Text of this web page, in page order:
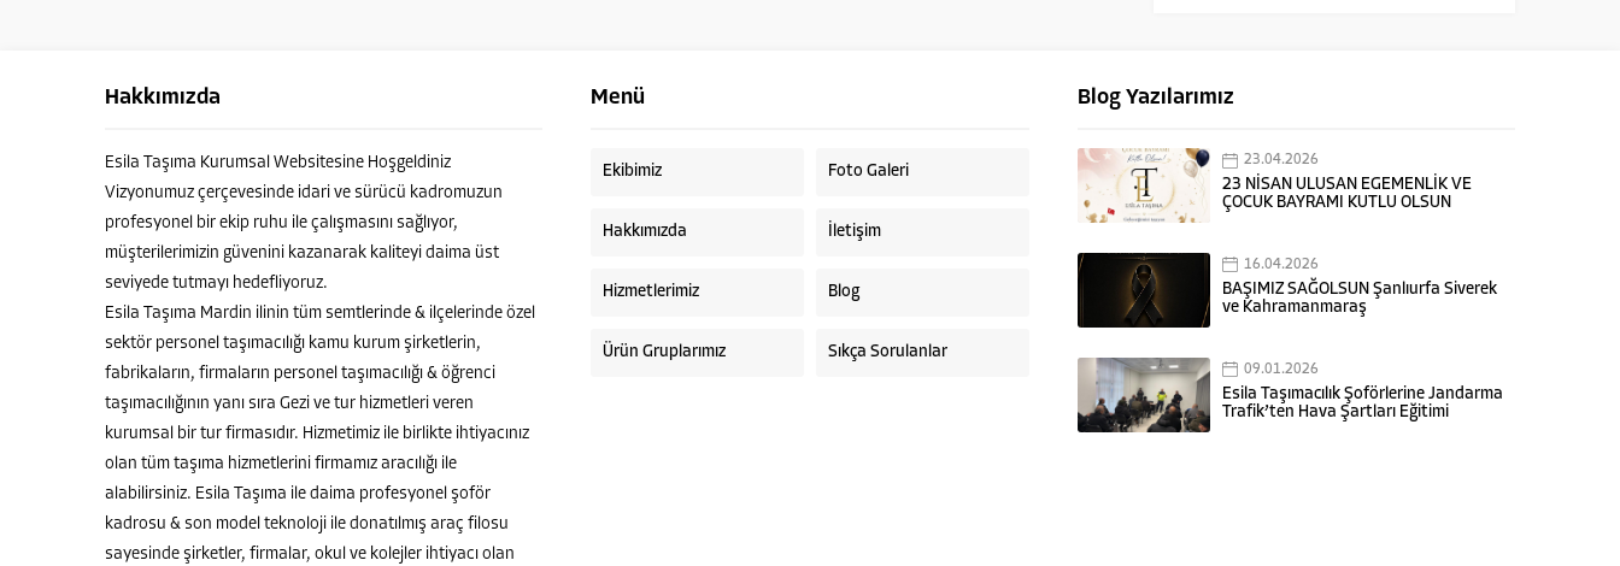
Hakkımızda
Esila Taşıma Kurumsal Websitesine Hoşgeldiniz
Vizyonumuz çerçevesinde idari ve sürücü kadromuzun
profesyonel bir ekip ruhu ile çalışmasını sağlıyor,
müşterilerimizin güvenini kazanarak kaliteyi daima üst
seviyede tutmayı hedefliyoruz.
Esila Taşıma Mardin ilinin tüm semtlerinde & ilçelerinde özel
sektör personel taşımacılığı kamu kurum şirketlerin,
fabrikaların, firmaların personel taşımacılığı & öğrenci
taşımacılığının yanı sıra Gezi ve tur hizmetleri veren
kurumsal bir tur firmasıdır. Hizmetimiz ile birlikte ihtiyacınız
olan tüm taşıma hizmetlerini firmamız aracılığı ile
alabilirsiniz. Esila Taşıma ile daima profesyonel şoför
kadrosu & son model teknoloji ile donatılmış araç filosu
sayesinde şirketler, firmalar, okul ve kolejler ihtiyacı olan
Menü
Ekibimiz Foto Galeri
Hakkımızda İletişim
Hizmetlerimiz Blog
Ürün Gruplarımız Sıkça Sorulanlar
Blog Yazılarımız
23.04.2026
23 NİSAN ULUSAN EGEMENLİK VE
ÇOCUK BAYRAMI KUTLU OLSUN
16.04.2026
BAŞIMIZ SAĞOLSUN Şanlıurfa Siverek
ve Kahramanmaraş
09.01.2026
Esila Taşımacılık Şoförlerine Jandarma
Trafik’ten Hava Şartları Eğitimi
MURAT ALATAŞ